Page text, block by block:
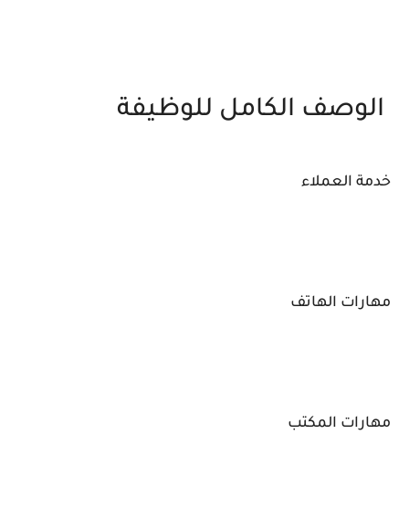
الوصف الكامل للوظيفة
خدمة العملاء
مهارات الهاتف
مهارات المكتب